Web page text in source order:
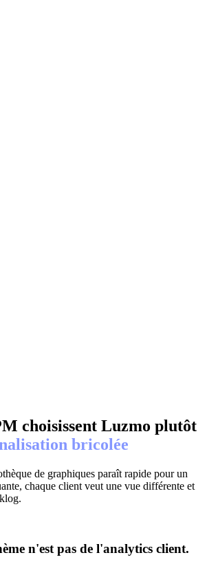
choisissent Luzmo plutôt
bricolée
de graphiques paraît rapide pour un
chaque client veut une vue différente et
n'est pas de l'analytics client.